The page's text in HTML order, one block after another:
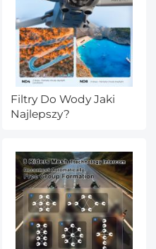
Filtry Do Wody Jaki
Najlepszy?